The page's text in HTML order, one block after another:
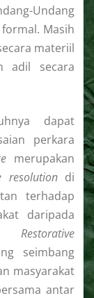
Undang
Masih
materiil
adil secara
dapat
perkara
merupakan
resolutiondi
terhadap
daripada
Restorative
seimbang
masyarakat
antar